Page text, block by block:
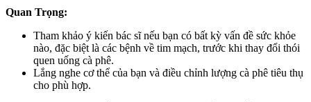
Quan Trọng:
Tham khảo ý kiến bác sĩ nếu bạn có bất kỳ vấn đề sức khỏe
nào, đặc biệt là các bệnh về tim mạch, trước khi thay đổi thói
quen uống cà phê.
Lắng nghe cơ thể của bạn và điều chỉnh lượng cà phê tiêu thụ
cho phù hợp.